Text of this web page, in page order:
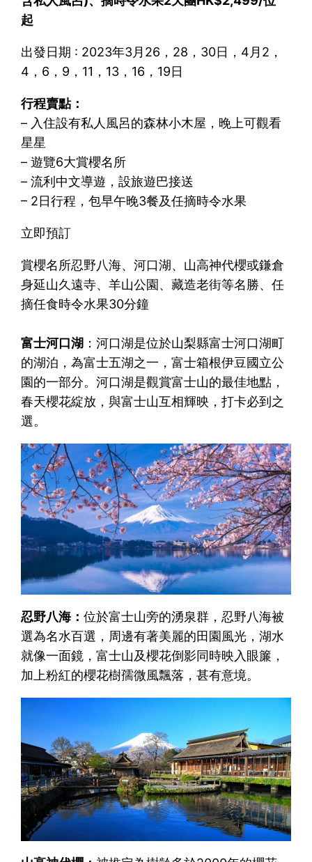
起
出發日期 : 2023年3月26，28，30日，4月2，
4，6，9，11，13，16，19日
行程賣點：
– 入住設有私人風呂的森林小木屋，晚上可觀看
星星
– 遊覽6大賞櫻名所
– 流利中文導遊，設旅遊巴接送
– 2日行程，包早午晚3餐及任摘時令水果
立即預訂
賞櫻名所忍野八海、河口湖、山高神代櫻或鎌倉
身延山久遠寺、羊山公園、藏造老街等名勝、任
摘任食時令水果30分鐘
富士河口湖 ：河口湖是位於山梨縣富士河口湖町
的湖泊，為富士五湖之一，富士箱根伊豆國立公
園的一部分。河口湖是觀賞富士山的最佳地點，
春天櫻花綻放，與富士山互相輝映，打卡必到之
選。
忍野八海：位於富士山旁的湧泉群，忍野八海被
選為名水百選，周邊有著美麗的田園風光，湖水
就像一面鏡，富士山及櫻花倒影同時映入眼簾，
加上粉紅的櫻花樹孺微風飄落，甚有意境。